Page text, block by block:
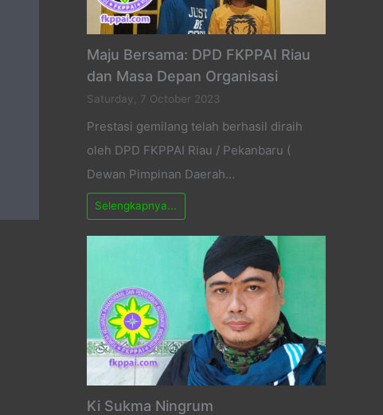
Maju Bersama: DPD FKPPAI Riau
dan Masa Depan Organisasi
Saturday, 7 October 2023
Prestasi gemilang telah berhasil diraih
oleh DPD FKPPAI Riau / Pekanbaru (
Dewan Pimpinan Daerah…
Selengkapnya...
Ki Sukma Ningrum